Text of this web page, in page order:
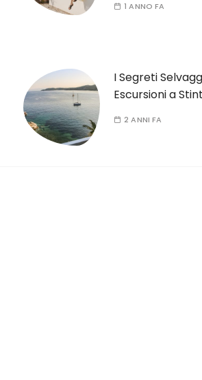
1 ANNO FA
I Segreti
Escursioni a
2 ANNI FA